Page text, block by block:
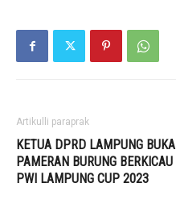
Artikulli paraprak
KETUA DPRD LAMPUNG BUKA
PAMERAN BURUNG BERKICAU
PWI LAMPUNG CUP 2023